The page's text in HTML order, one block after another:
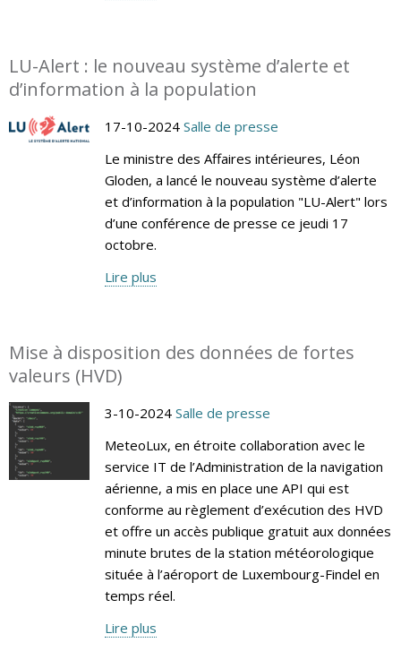
LU-Alert : le nouveau système d’alerte et
d’information à la population
17-10-2024 Salle de presse
Le ministre des Affaires intérieures, Léon
Gloden, a lancé le nouveau système d’alerte
et d’information à la population "LU-Alert" lors
d’une conférence de presse ce jeudi 17
octobre.
Lire plus
Mise à disposition des données de fortes
valeurs (HVD)
3-10-2024 Salle de presse
MeteoLux, en étroite collaboration avec le
service IT de l’Administration de la navigation
aérienne, a mis en place une API qui est
conforme au règlement d’exécution des HVD
et offre un accès publique gratuit aux données
minute brutes de la station météorologique
située à l’aéroport de Luxembourg-Findel en
temps réel.
Lire plus